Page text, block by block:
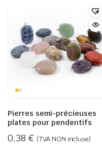
Pierres semi-précieuses
plates pour pendentifs
0,38 € (TVA NON incluse)